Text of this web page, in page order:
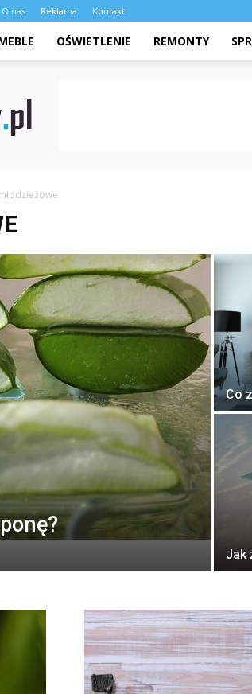
O nas Reklama Kontakt
OŚWIETLENIE REMONTY
Co
Jak